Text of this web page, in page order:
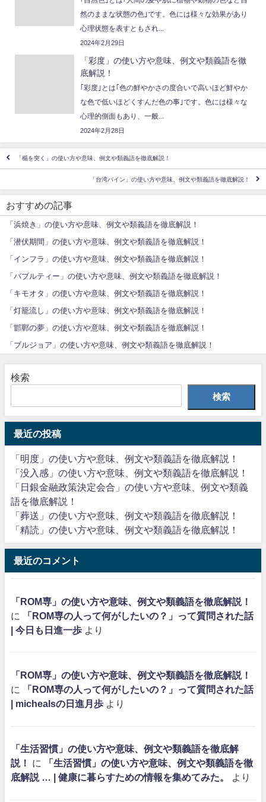
然のままな状態の色｣です。色には様々な効果があり
心理状態を表すともされ...
2024年2月29日
「彩度」の使い方や意味、例文や類義語を徹
底解説！
｢彩度｣とは｢色の鮮やかさの度合いで高いほど鮮やか
な色で低いほどくすんだ色の事｣です。色には様々な
心理的側面もあり、一般...
2024年2月28日
「楯を突く」の使い方や意味、例文や類義語を徹底解説！
「台湾パイン」の使い方や意味、例文や類義語を徹底解説！
おすすめの記事
「浜焼き」の使い方や意味、例文や類義語を徹底解説！
「潜伏期間」の使い方や意味、例文や類義語を徹底解説！
「インフラ」の使い方や意味、例文や類義語を徹底解説！
「バブルティー」の使い方や意味、例文や類義語を徹底解説！
「キモオタ」の使い方や意味、例文や類義語を徹底解説！
「灯籠流し」の使い方や意味、例文や類義語を徹底解説！
「邯鄲の夢」の使い方や意味、例文や類義語を徹底解説！
「ブルジョア」の使い方や意味、例文や類義語を徹底解説！
検索
検索
最近の投稿
「明度」の使い方や意味、例文や類義語を徹底解説！
「没入感」の使い方や意味、例文や類義語を徹底解説！
「日銀金融政策決定会合」の使い方や意味、例文や類義
語を徹底解説！
「葬送」の使い方や意味、例文や類義語を徹底解説！
「精読」の使い方や意味、例文や類義語を徹底解説！
最近のコメント
「ROM専」の使い方や意味、例文や類義語を徹底解説！
に
「ROM専の人って何がしたいの？」って質問された話
| 今日も日進一歩 より
「ROM専」の使い方や意味、例文や類義語を徹底解説！
に
「ROM専の人って何がしたいの？」って質問された話
| michealsの日進月歩 より
「生活習慣」の使い方や意味、例文や類義語を徹底解
説！
に
「生活習慣」の使い方や意味、例文や類義語を徹
底解説 … | 健康に暮らすための情報を集めてみた。
より